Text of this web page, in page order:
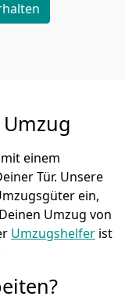
einem
Tür. Unsere
ein,
Umzug von
Umzugshelfer ist